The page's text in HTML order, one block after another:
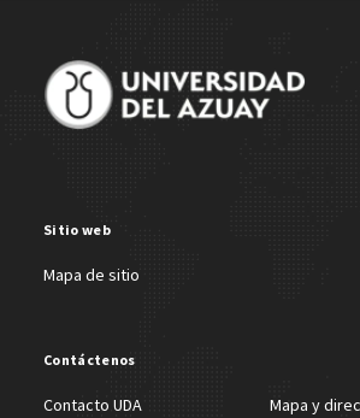
Sitio web
Mapa de sitio
Contáctenos
Contacto UDA
Mapa y